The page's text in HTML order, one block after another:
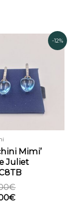
-12%
Mimi’
Juliet
€
era:
1.700,00€.
€
è:
1.490,00€.